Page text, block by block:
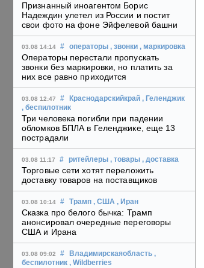
Признанный иноагентом Борис
Надеждин улетел из России и постит
свои фото на фоне Эйфелевой башни
03.08 14:14 # операторы , звонки , маркировка
Операторы перестали пропускать
звонки без маркировки, но платить за
них все равно приходится
03.08 12:47 # Краснодарскийкрай , Геленджик
, беспилотник
Три человека погибли при падении
обломков БПЛА в Геленджике, еще 13
пострадали
03.08 11:17 # ритейлеры , товары , доставка
Торговые сети хотят переложить
доставку товаров на поставщиков
03.08 10:14 # Трамп , США , Иран
Сказка про белого бычка: Трамп
анонсировал очередные переговоры
США и Ирана
03.08 09:02 # Владимирскаяобласть ,
беспилотник , Wildberries